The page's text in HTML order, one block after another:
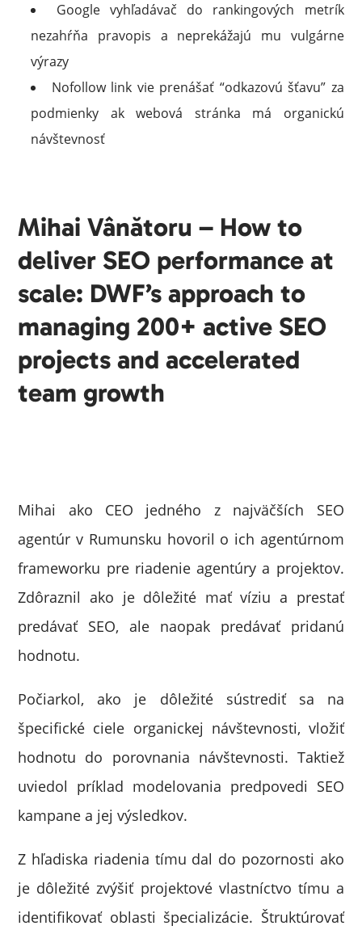
Google vyhľadávač do rankingových metrík
nezahŕňa pravopis a neprekážajú mu vulgárne
výrazy
Nofollow link vie prenášať “odkazovú šťavu” za
podmienky ak webová stránka má organickú
návštevnosť
Mihai Vânătoru – How to
deliver SEO performance at
scale: DWF’s approach to
managing 200+ active SEO
projects and accelerated
team growth
Mihai ako CEO jedného z najväčších SEO
agentúr v Rumunsku hovoril o ich agentúrnom
frameworku pre riadenie agentúry a projektov.
Zdôraznil ako je dôležité mať víziu a prestať
predávať SEO, ale naopak predávať pridanú
hodnotu.
Počiarkol, ako je dôležité sústrediť sa na
špecifické ciele organickej návštevnosti, vložiť
hodnotu do porovnania návštevnosti. Taktiež
uviedol príklad modelovania predpovedi SEO
kampane a jej výsledkov.
Z hľadiska riadenia tímu dal do pozornosti ako
je dôležité zvýšiť projektové vlastníctvo tímu a
identifikovať oblasti špecializácie. Štruktúrovať